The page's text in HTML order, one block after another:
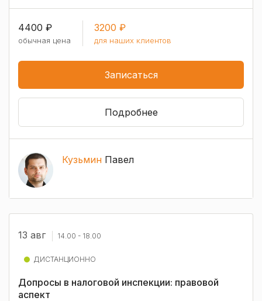
4400 ₽
обычная цена
3200 ₽
для наших клиентов
Записаться
Подробнее
Кузьмин Павел
13 авг 14.00 - 18.00
ДИСТАНЦИОННО
Допросы в налоговой инспекции: правовой
аспект